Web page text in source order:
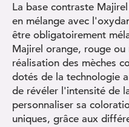
La base contraste
en mélange avec
être obligatoirement
Majirel orange, rouge
réalisation des mèches
dotés de la technologie
de révéler l'intensité de
personnaliser sa
uniques, grâce aux